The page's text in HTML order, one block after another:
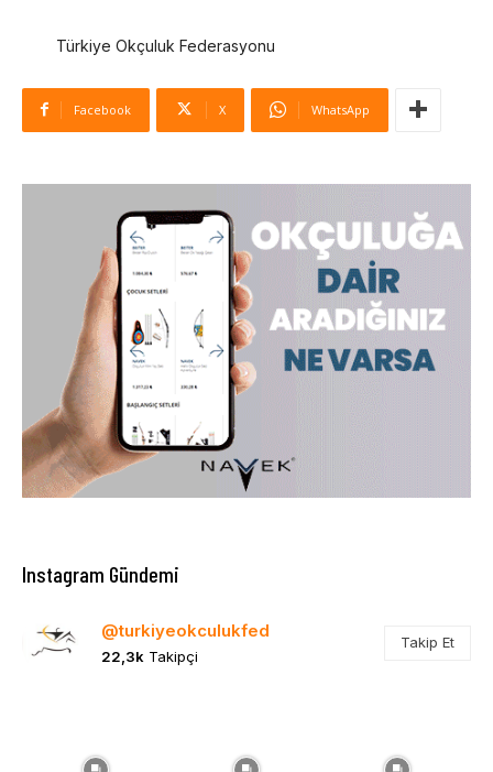
Türkiye Okçuluk Federasyonu
Facebook X WhatsApp
Instagram Gündemi
@turkiyeokculukfed
22,3k Takipçi
Takip Et